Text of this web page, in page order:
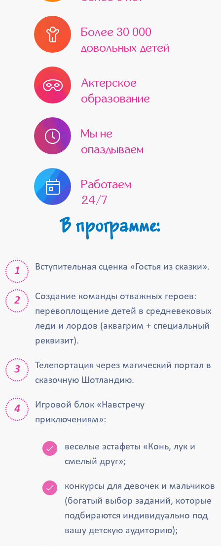
Более 30 000
довольных детей
Актерское
образование
Мы не
опаздываем
Работаем
24/7
В программе:
Вступительная сценка «Гостья из сказки».
Создание команды отважных героев:
перевоплощение детей в средневековых
леди и лордов (аквагрим + специальный
реквизит).
Телепортация через магический портал в
сказочную Шотландию.
Игровой блок «Навстречу
приключениям»:
веселые эстафеты «Конь, лук и
смелый друг»;
конкурсы для девочек и мальчиков
(богатый выбор заданий, которые
подбираются индивидуально под
вашу детскую аудиторию);